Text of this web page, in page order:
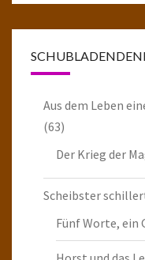
Aus dem Leben
(63)
Der Krieg der
Scheibster
Fünf Worte, ein